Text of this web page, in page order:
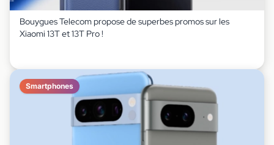
Bouygues Telecom propose de superbes promos sur les
Xiaomi 13T et 13T Pro !
Smartphones